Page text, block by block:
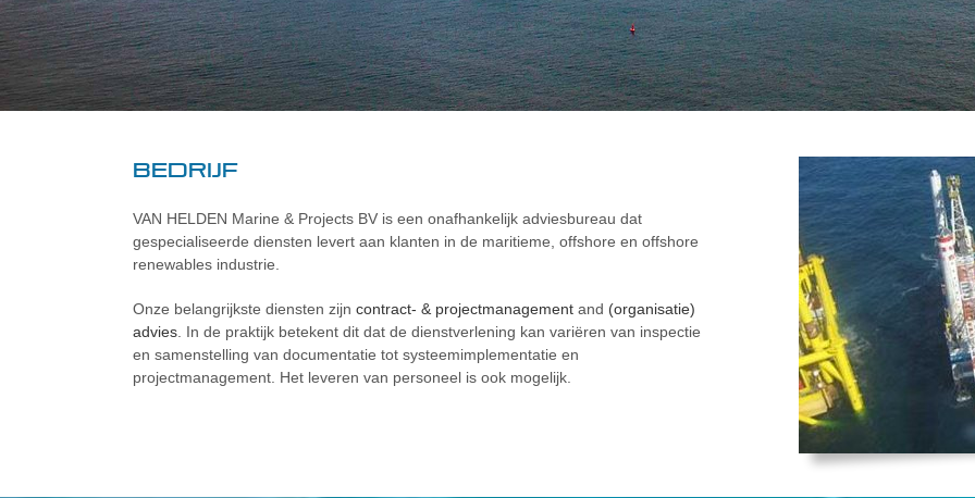
Bedrijf
VAN HELDEN Marine & Projects BV is een onafhankelijk adviesbureau dat
gespecialiseerde diensten levert aan klanten in de maritieme, offshore en offshore
renewables industrie.
Onze belangrijkste diensten zijn contract- & projectmanagement and (organisatie)
advies . In de praktijk betekent dit dat de dienstverlening kan variëren van inspectie
en samenstelling van documentatie tot systeemimplementatie en
projectmanagement. Het leveren van personeel is ook mogelijk.